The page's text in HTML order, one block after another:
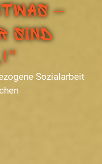
–
sind
Sozialarbeit